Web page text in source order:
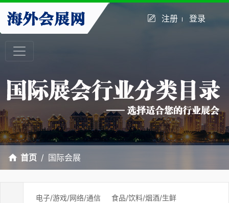
注册 登录
首页 国际会展
电子/游戏/网络/通信
食品/饮料/烟酒/生鲜